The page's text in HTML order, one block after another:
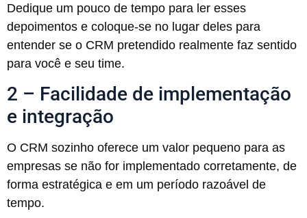
Dedique um pouco de tempo para ler esses
depoimentos e coloque-se no lugar deles para
entender se o CRM pretendido realmente faz sentido
para você e seu time.
2 – Facilidade de implementação
e integração
O CRM sozinho oferece um valor pequeno para as
empresas se não for implementado corretamente, de
forma estratégica e em um período razoável de
tempo.